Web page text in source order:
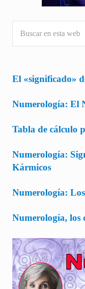
El «significado»
Numerología: El
Tabla de cálculo
Numerología:
Kármicos
Numerología:
Numerología, los